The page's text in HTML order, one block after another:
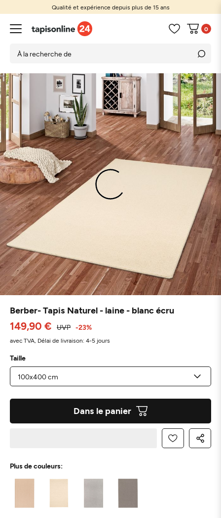
Qualité et expérience depuis plus de 15 ans
0
Berber- Tapis Naturel - laine - blanc écru
149,90 € UVP -23%
avec TVA, Délai de livraison: 4-5 jours
Taille
Dans le panier
Plus de couleurs: